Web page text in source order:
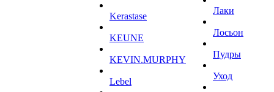
Kerastase
KEUNE
KEVIN.MURPHY
Lebel
Лаки
Лосьон
Пудры
Уход